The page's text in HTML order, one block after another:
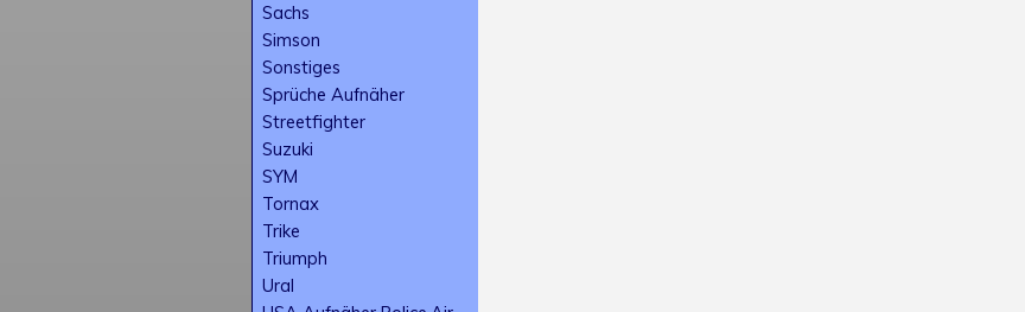
Sachs
Simson
Sonstiges
Sprüche Aufnäher
Streetfighter
Suzuki
SYM
Tornax
Trike
Triumph
Ural